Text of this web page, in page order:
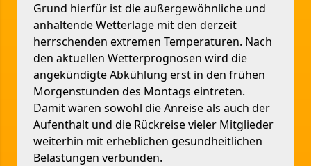
Grund hierfür ist die außergewöhnliche und
anhaltende Wetterlage mit den derzeit
herrschenden extremen Temperaturen. Nach
den aktuellen Wetterprognosen wird die
angekündigte Abkühlung erst in den frühen
Morgenstunden des Montags eintreten.
Damit wären sowohl die Anreise als auch der
Aufenthalt und die Rückreise vieler Mitglieder
weiterhin mit erheblichen gesundheitlichen
Belastungen verbunden.